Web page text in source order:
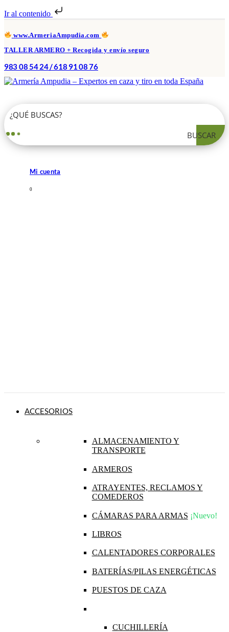
Ir al contenido
www.ArmeriaAmpudia.com
TALLER ARMERO + Recogida y envío seguro
983 08 54 24 / 618 91 08 76
BUSCAR
Mi cuenta
0
ACCESORIOS
ALMACENAMIENTO Y
TRANSPORTE
ARMEROS
ATRAYENTES, RECLAMOS Y
COMEDEROS
CÁMARAS PARA ARMAS ¡Nuevo!
LIBROS
CALENTADORES CORPORALES
BATERÍAS/PILAS ENERGÉTICAS
PUESTOS DE CAZA
CUCHILLERÍA